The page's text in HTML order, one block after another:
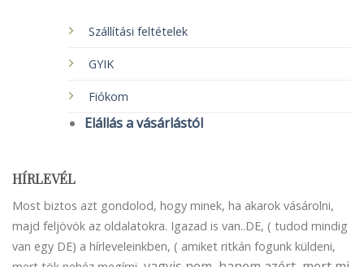
Szállítási feltételek
GYIK
Fiókom
Elállás a vásárlástól
HÍRLEVÉL
Most biztos azt gondolod, hogy minek, ha akarok vásárolni,
majd feljövök az oldalatokra. Igazad is van..DE, ( tudod mindig
van egy DE) a hírleveleinkben, ( amiket ritkán fogunk küldeni,